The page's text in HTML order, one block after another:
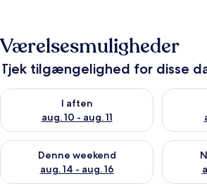
Værelsesmuligheder
Tjek tilgængelighed for disse
I aften
aug. 10 - aug. 11
Tjek tilgængelighed for i aften aug. 10 -
Tjek
Denne weekend
aug. 14 - aug. 16
Tjek tilgængelighed for denne weekend
Tjek